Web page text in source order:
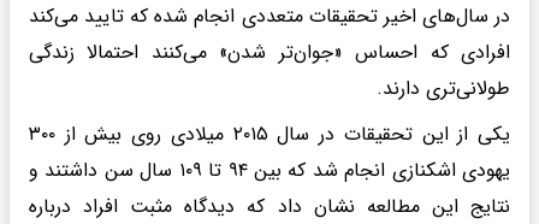
در سال‌های اخیر تحقیقات متعددی انجام شده که تایید می‌کند
افرادی که احساس «جوان‌تر شدن» می‌کنند احتمالا زندگی
طولانی‌تری دارند.
یکی از این تحقیقات در سال ۲۰۱۵ میلادی روی بیش از ۳۰۰
یهودی اشکنازی انجام شد که بین ۹۴ تا ۱۰۹ سال سن داشتند و
نتایج این مطالعه نشان داد که دیدگاه مثبت افراد درباره